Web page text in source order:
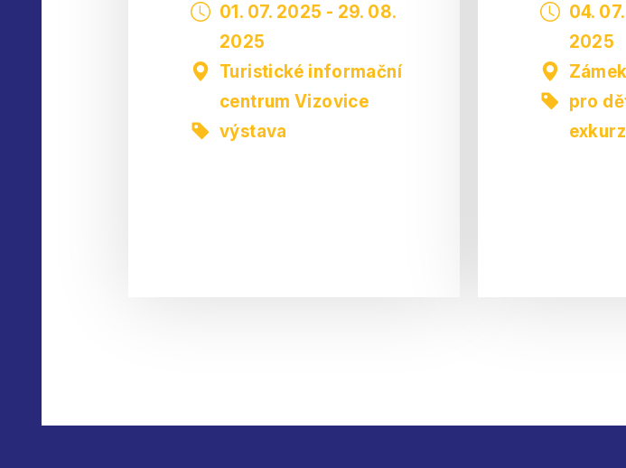
01. 07. 2025 - 29. 08.
2025
Turistické informační
centrum Vizovice
výstava
04.
2025
pro